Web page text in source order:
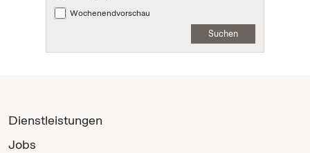
Wochenendvorschau
Suchen
Dienstleistungen
Jobs